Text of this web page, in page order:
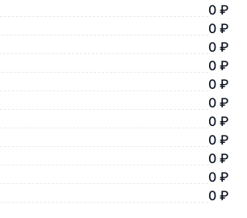
0 ₽
0 ₽
0 ₽
0 ₽
0 ₽
0 ₽
0 ₽
0 ₽
0 ₽
0 ₽
0 ₽